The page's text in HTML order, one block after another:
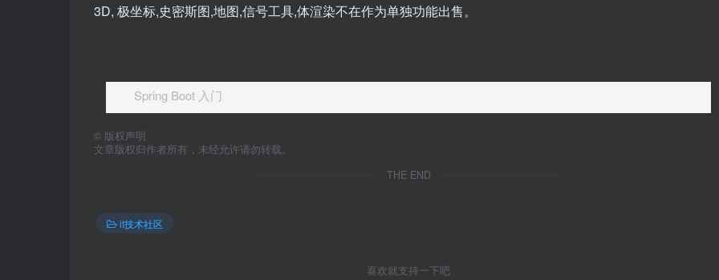
3D, 极坐标,史密斯图,地图,信号工具,体渲染不在作为单独功能出售。
Spring Boot 入门
© 版权声明
文章版权归作者所有，未经允许请勿转载。
THE END
it技术社区
喜欢就支持一下吧